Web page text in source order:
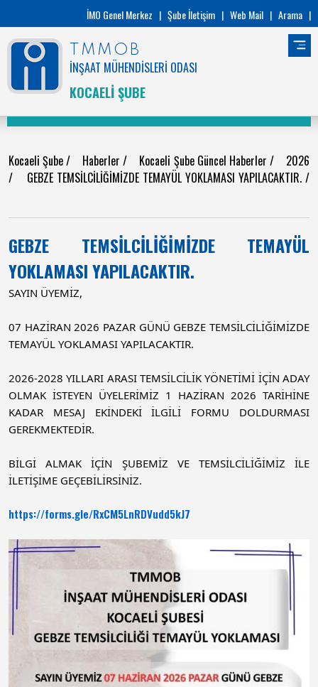
İMO Genel Merkez | Şube İletişim | Web Mail | Arama |
TMMOB
İNŞAAT MÜHENDİSLERİ ODASI
KOCAELİ ŞUBE
Kocaeli Şube/ Haberler/ Kocaeli Şube Güncel Haberler/ 2026
/ GEBZE TEMSİLCİLİĞİMİZDE TEMAYÜL YOKLAMASI YAPILACAKTIR. /
GEBZE TEMSİLCİLİĞİMİZDE TEMAYÜL
YOKLAMASI YAPILACAKTIR.
SAYIN ÜYEMİZ,
07 HAZİRAN 2026 PAZAR GÜNÜ GEBZE TEMSİLCİLİĞİMİZDE
TEMAYÜL YOKLAMASI YAPILACAKTIR.
2026-2028 YILLARI ARASI TEMSİLCİLİK YÖNETİMİ İÇİN ADAY
OLMAK İSTEYEN ÜYELERİMİZ 1 HAZİRAN 2026 TARİHİNE
KADAR MESAJ EKİNDEKİ İLGİLİ FORMU DOLDURMASI
GEREKMEKTEDİR.
BİLGİ ALMAK İÇİN ŞUBEMİZ VE TEMSİLCİLİĞİMİZ İLE
İLETİŞİME GEÇEBİLİRSİNİZ.
https://forms.gle/RxCM5LnRDVudd5kJ7